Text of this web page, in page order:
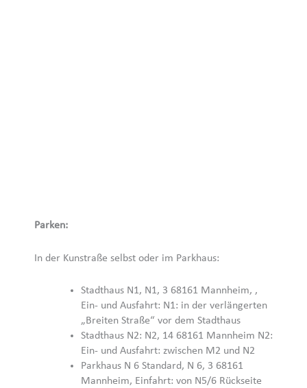
Parken:
In der Kunstraße selbst oder im Parkhaus:
Stadthaus N1, N1, 3 68161 Mannheim, ,
Ein- und Ausfahrt: N1: in der verlängerten
„Breiten Straße“ vor dem Stadthaus
Stadthaus N2: N2, 14 68161 Mannheim N2:
Ein- und Ausfahrt: zwischen M2 und N2
Parkhaus N 6 Standard, N 6, 3 68161
Mannheim, Einfahrt: von N5/6 Rückseite